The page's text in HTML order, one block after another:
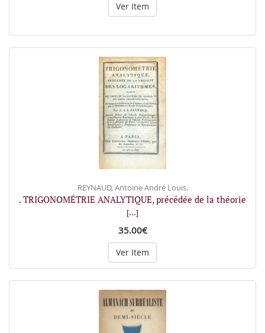
Ver Item
REYNAUD, Antoine André Louis.
. TRIGONOMÉTRIE ANALYTIQUE, précédée de la théorie
[...]
35.00€
Ver Item